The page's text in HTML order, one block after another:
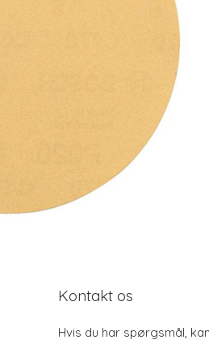
Kontakt os
Hvis du har spørgsmål,